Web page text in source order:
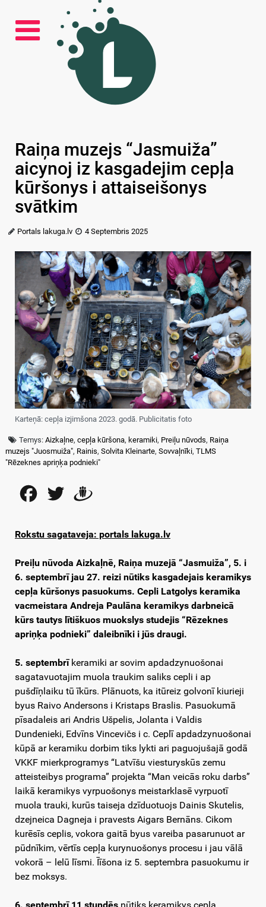
Raiņa muzejs “Jasmuiža”
aicynoj iz kasgadejim cepļa
kūršonys i attaiseišonys
svātkim
Portals lakuga.lv 4 Septembris 2025
Karteņā: cepļa izjimšona 2023. godā. Publicitatis foto
Temys:Aizkaļne,cepļa kūršona, keramiki, Preiļu nūvods, Raiņa
muzejs "Juosmuiža", Rainis, Solvita Kleinarte, Sovvaļnīki, TLMS
"Rēzeknes apriņķa podnieki"
FacebookTwitter
Rokstu sagataveja: portals lakuga.lv
Preiļu nūvoda Aizkaļnē, Raiņa muzejā “Jasmuiža”, 5. i
6. septembrījau 27. reizi nūtiks kasgadejais keramikys
cepļa kūršonys pasuokums. Cepli Latgolys keramika
vacmeistara Andreja Paulāna keramikys darbneicā
kūrs tautys lītiškuos muokslys studejis “Rēzeknes
apriņķa podnieki” daleibnīki i jūs draugi.
5. septembrīkeramiki ar sovim apdadzynuošonai
sagatavuotajim muola traukim saliks cepli i ap
pušdīņlaiku tū īkūrs. Plānuots, ka itūreiz golvonī kiurieji
byus Raivo Andersons i Kristaps Braslis. Pasuokumā
pīsadaleis ari Andris Ušpelis, Jolanta i Valdis
Dundenieki, Edvīns Vincevičs i c. Ceplī apdadzynuošonai
kūpā ar keramiku dorbim tiks lykti ari paguojušajā godā
VKKF mierkprogramys “Latvīšu viesturyskūs zemu
atteisteibys programa” projekta “Man veicās roku darbs”
laikā keramikys vyrpuošonys meistarklasē vyrpuotī
muola trauki, kurūs taiseja dzīduotuojs Dainis Skutelis,
dzejneica Dagneja i pravests Aigars Bernāns. Cikom
kurēsīs ceplis, vokora gaitā byus vareiba pasarunuot ar
pūdnīkim, vērtīs cepļa kurynuošonys procesu i jau vālā
vokorā – lelū līsmi. Īīšona iz 5. septembra pasuokumu ir
bez moksys.